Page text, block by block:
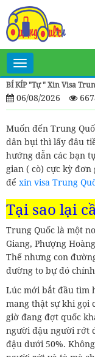
Toggle
navigation
BÍ KÍP "Tự " Xin Visa
06/08/2026
Muốn đến Trung
dân bụi thì lấy đâu
hướng dẫn các bạn
gian ( cò) cực kỳ
để xin visa Trung
Tại sao lại
Trung Quốc là một
Giang, Phượng
Thế nhưng con
đường to bự đó
Lúc mới bắt đầu tìm
mang thật sự khi gọi
giờ đang đợt quốc
người đậu người rớt
đậu dưới 50%.